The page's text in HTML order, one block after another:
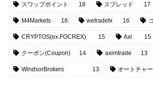
スワップポイント 18 スプレッド 17
M4Markets 16 wetradefx 16
CRYPTOS(ex.FOCREX) 15 Axi 15
クーポン(Coupon) 14 aximtrade 13
WindsorBrokers 13 オートチャ